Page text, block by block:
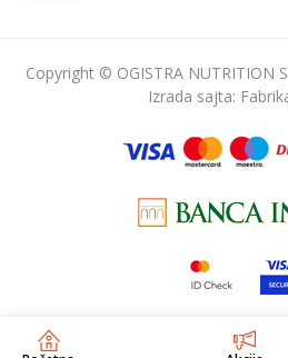
Copyright © OGISTRA NUTRITION
Izrada sajta: